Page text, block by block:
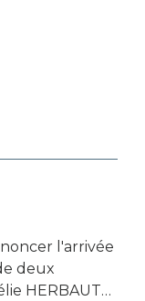
l'arrivée
deux
HERBAUT-